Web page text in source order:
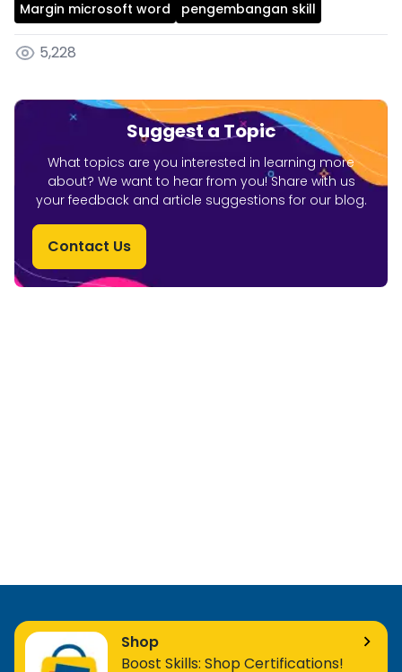
Margin microsoft word pengembangan skill
5,228
Suggest a Topic
What topics are you interested in learning more
about? We want to hear from you! Share with us
your feedback and article suggestions for our blog.
Contact Us
Shop
Boost Skills: Shop Certifications!